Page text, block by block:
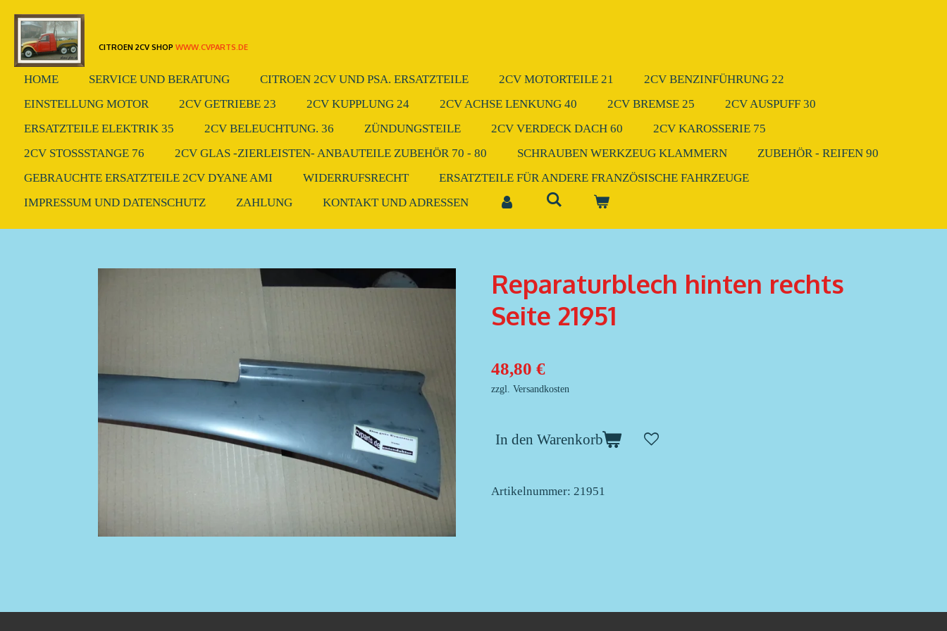
Zum
Hauptinhalt
springen
CITROEN 2CV SHOP WWW.CVPARTS.DE
HOME SERVICE UND BERATUNG CITROEN 2CV UND PSA. ERSATZTEILE 2CV MOTORTEILE 21
2CV BENZINFÜHRUNG 22
EINSTELLUNG MOTOR
2CV GETRIEBE 23 2CV KUPPLUNG 24 2CV ACHSE LENKUNG 40 2CV BREMSE 25
2CV AUSPUFF 30
ERSATZTEILE ELEKTRIK 35
2CV BELEUCHTUNG. 36 ZÜNDUNGSTEILE 2CV VERDECK DACH 60
2CV KAROSSERIE 75
2CV STOSSSTANGE 76
2CV GLAS -ZIERLEISTEN- ANBAUTEILE ZUBEHÖR 70 - 80 SCHRAUBEN WERKZEUG KLAMMERN
ZUBEHÖR - REIFEN 90
GEBRAUCHTE ERSATZTEILE 2CV DYANE AMI
WIDERRUFSRECHT
ERSATZTEILE FÜR ANDERE FRANZÖSISCHE FAHRZEUGE
IMPRESSUM UND DATENSCHUTZ
ZAHLUNG KONTAKT UND ADRESSEN
Reparaturblech hinten rechts
Seite 21951
48,80 €
zzgl. Versandkosten
In den Warenkorb
Artikelnummer: 21951